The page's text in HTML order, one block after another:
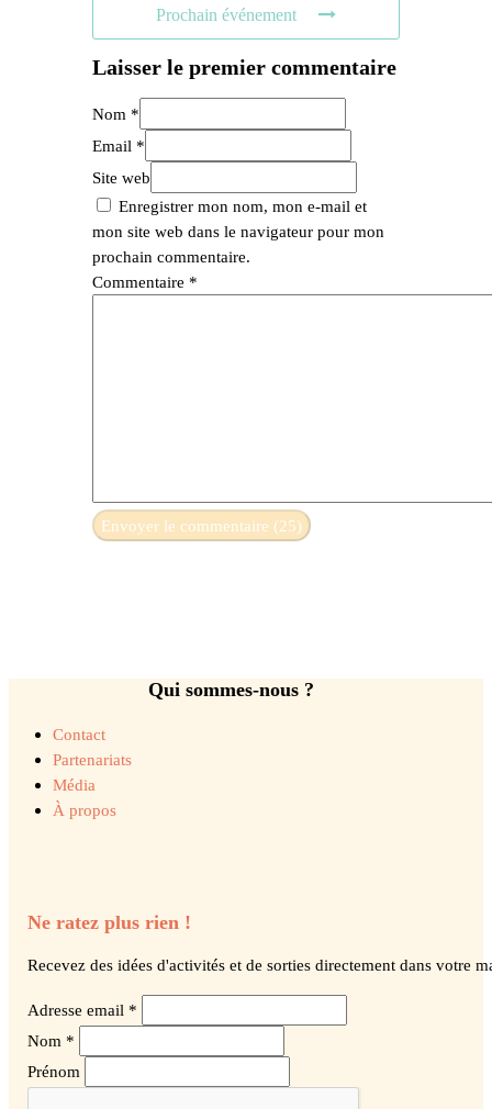
Prochain événement
Laisser le premier commentaire
Nom *
Email *
Site web
Enregistrer mon nom, mon e-mail et
mon site web dans le navigateur pour mon
prochain commentaire.
Commentaire *
Qui sommes-nous ?
Contact
Partenariats
Média
À propos
Ne ratez plus rien !
Recevez des idées d'activités et de sorties directement dans votre
Adresse email *
Nom *
Prénom